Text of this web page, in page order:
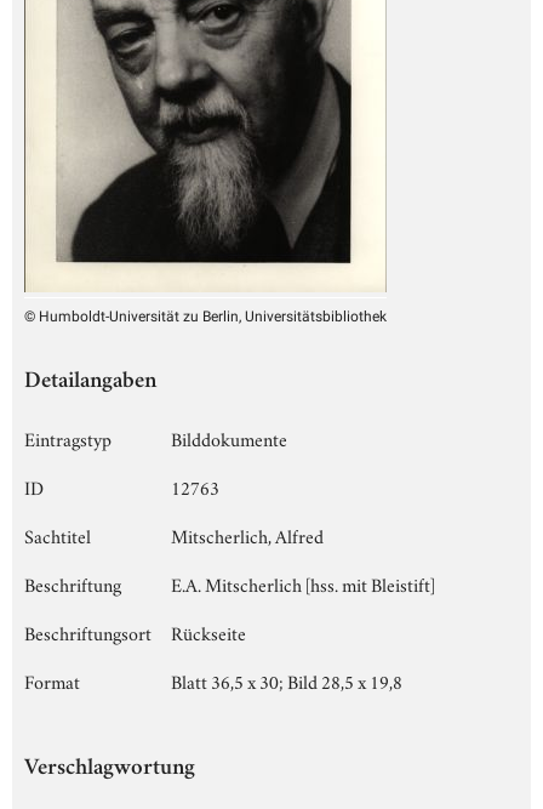
© Humboldt-Universität zu Berlin, Universitätsbibliothek
Detailangaben
Eintragstyp
Bilddokumente
ID
12763
Sachtitel
Mitscherlich, Alfred
Beschriftung
E.A. Mitscherlich [hss. mit Bleistift]
Beschriftungsort
Rückseite
Format
Blatt 36,5 x 30; Bild 28,5 x 19,8
Verschlagwortung